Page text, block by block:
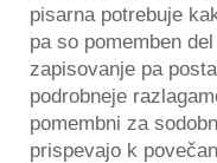
pisarna potrebuje
pa so pomemben
zapisovanje pa
podrobneje
pomembni za
prispevajo k